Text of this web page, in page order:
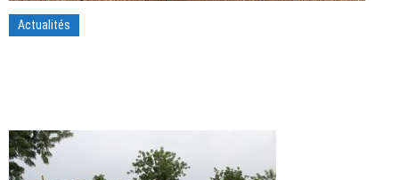
Actualités